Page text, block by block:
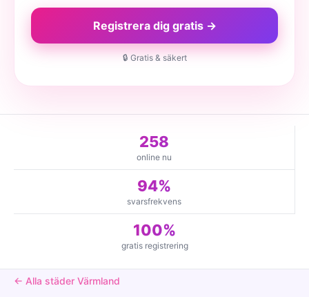
Registrera dig gratis →
🔒 Gratis & säkert
258
online nu
94%
svarsfrekvens
100%
gratis registrering
← Alla städer Värmland